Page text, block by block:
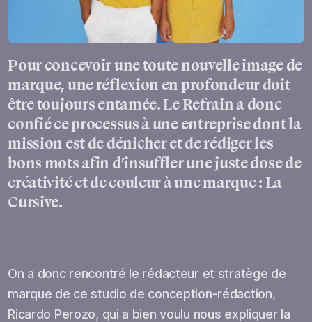
Pour concevoir une toute nouvelle image de
marque, une réflexion en profondeur doit
être toujours entamée. Le Refrain a donc
confié ce processus à une entreprise dont la
mission est de dénicher et de rédiger les
bons mots afin d’insuffler une juste dose de
créativité et de couleur à une marque : La
Cursive.
On a donc rencontré le rédacteur et stratège de
marque de ce studio de conception-rédaction,
Ricardo Perozo, qui a bien voulu nous expliquer la